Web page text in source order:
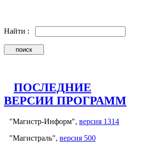
Найти :
ПОСЛЕДНИЕ
ВЕРСИИ ПРОГРАММ
"Магистр-Информ", версия 1314
"Магистраль", версия 500